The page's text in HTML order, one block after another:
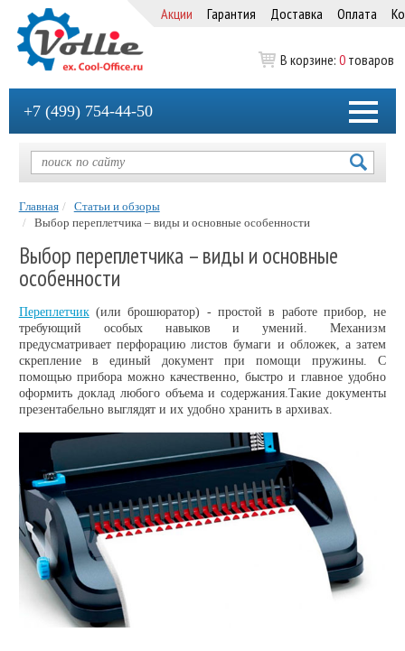
Акции Гарантия Доставка Оплата
В корзине: 0 товаров
+7 (499) 754-44-50
Главная
Статьи и обзоры
Выбор переплетчика – виды и основные особенности
Выбор переплетчика – виды и основные
особенности
Переплетчик(или брошюратор) - простой в работе прибор, не
требующий особых навыков и умений. Механизм
предусматривает перфорацию листов бумаги и обложек, а затем
скрепление в единый документ при помощи пружины. С
помощью прибора можно качественно, быстро и главное удобно
оформить доклад любого объема и содержания.Такие документы
презентабельно выглядят и их удобно хранить в архивах.